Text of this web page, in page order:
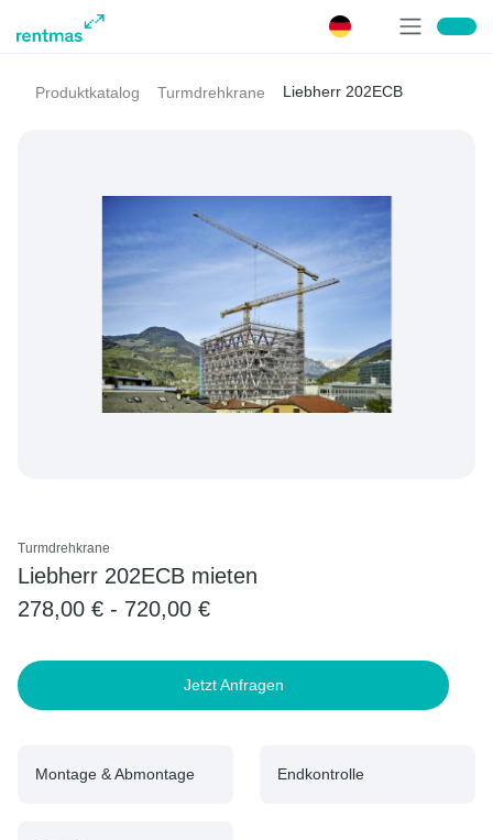
Produktkatalog Turmdrehkrane Liebherr 202ECB
Turmdrehkrane
Liebherr 202ECB mieten
278,00 € - 720,00 €
Jetzt Anfragen
Montage & Abmontage Endkontrolle